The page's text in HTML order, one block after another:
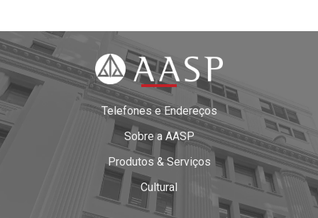
Telefones e Endereços
Sobre a AASP
Produtos & Serviços
Cultural